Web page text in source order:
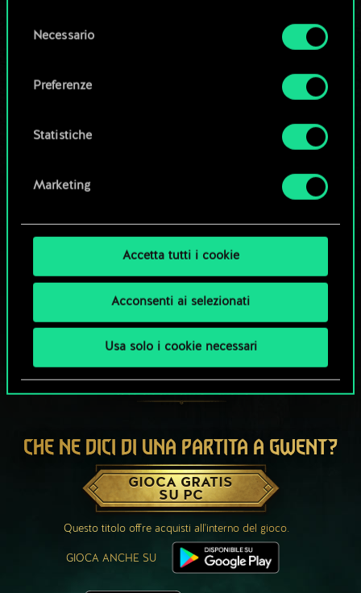
Tutti i dettagli su come utilizziamo i cookie e su
disponibili nel menu "Impostazioni" qui sotto.
delNecessario
Preferenze
Statistiche
Marketing
Accetta tutti i cookie
Acconsenti ai selezionati
Usa solo i cookie necessari
Esplora i mazzi della community
CHE NE DICI DI UNA PARTITA A GWENT?
GIOCA GRATIS
SU PC
Questo titolo offre acquisti all'interno del gioco.
GIOCA ANCHE SU